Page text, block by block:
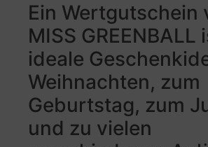
Ein Wertgutschein
MISS GREENBALL
ideale
Weihnachten, zum
Geburtstag, zum
und zu vielen